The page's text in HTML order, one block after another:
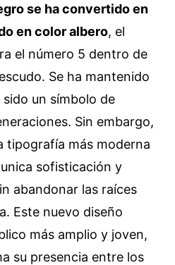
se ha convertido en
en color albero, el
el número 5 dentro de
Se ha mantenido
un símbolo de
Sin embargo,
tipografía más moderna
sofisticación y
abandonar las raíces
Este nuevo diseño
más amplio y joven,
su presencia entre los